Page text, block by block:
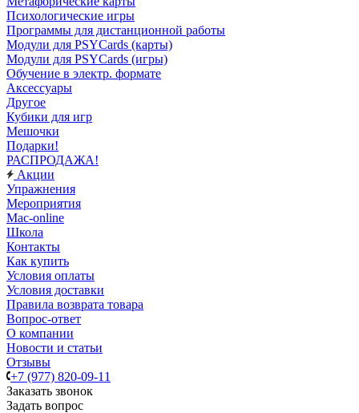
Психологические игры
Программы для дистанционной работы
Модули для PSYCards (карты)
Модули для PSYCards (игры)
Обучение в электр. формате
Аксессуары
Другое
Кубики для игр
Мешочки
Подарки!
РАСПРОДАЖА!
Акции
Упражнения
Мероприятия
Mac-online
Школа
Контакты
Как купить
Условия оплаты
Условия доставки
Правила возврата товара
Вопрос-ответ
О компании
Новости и статьи
Отзывы
+7 (977) 820-09-11
Заказать звонок
Задать вопрос